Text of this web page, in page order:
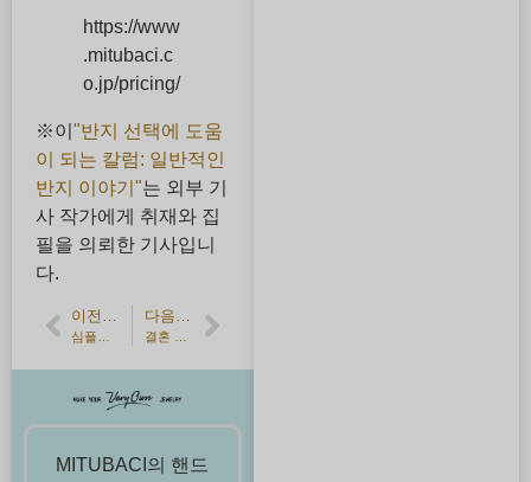
https://www
.mitubaci.c
o.jp/pricing/
※이 "반지 선택에 도움
이 되는 칼럼: 일반적인
반지 이야기"는 외부 기
사 작가에게 취재와 집
필을 의뢰한 기사입니
다.
이전 기사 다음 기사
MITUBACI의 핸드